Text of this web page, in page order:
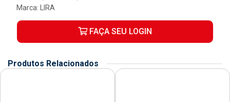
Marca:
LIRA
FAÇA SEU LOGIN
Produtos Relacionados